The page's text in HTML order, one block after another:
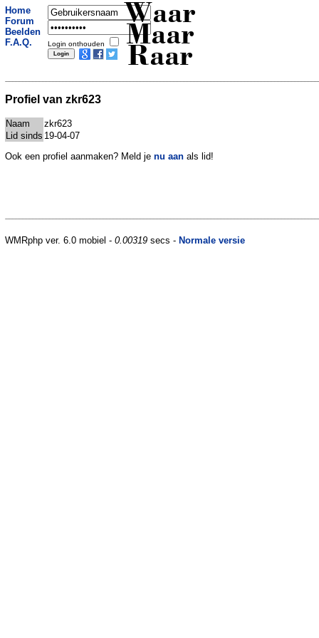
Home
Forum
Beelden
F.A.Q.
Login onthouden
Waar
Maar
Raar
Profiel van zkr623
Naam
zkr623
Lid sinds 19-04-07
Ook een profiel aanmaken? Meld je nu aan als lid!
WMRphp ver. 6.0 mobiel - 0.00319 secs - Normale versie